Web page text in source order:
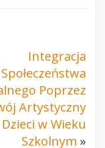
Integracja
Społeczeństwa
Poprzez
Artystyczny
Dzieci w Wieku
Szkolnym »